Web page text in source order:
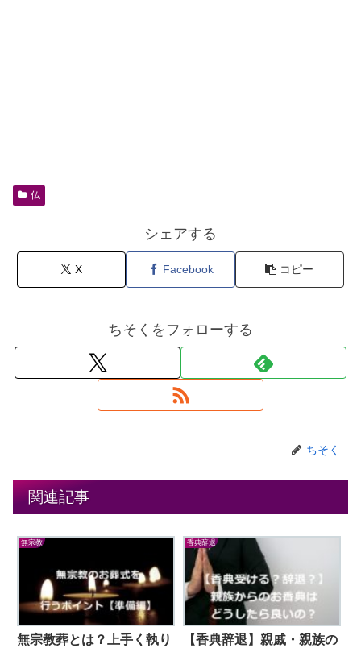
仏
シェアする
X Facebook コピー
ちそくをフォローする
ちそく
関連記事
無宗教
無宗教葬とは？上手く執り
香典辞退
【香典辞退】親戚・親族の